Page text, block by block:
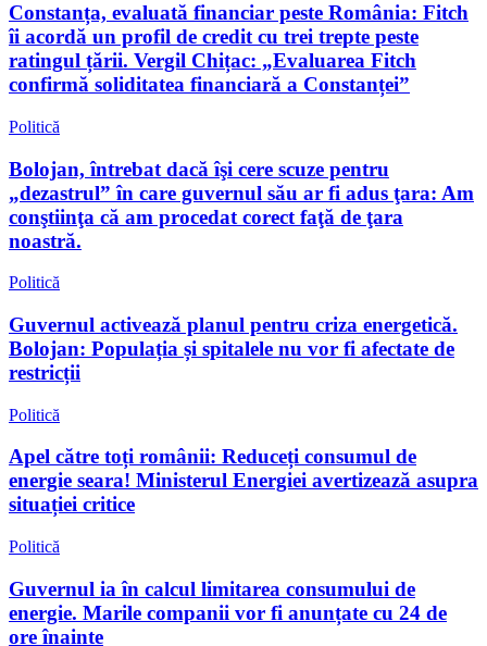
Constanța, evaluată financiar peste România: Fitch
îi acordă un profil de credit cu trei trepte peste
ratingul țării. Vergil Chițac: „Evaluarea Fitch
confirmă soliditatea financiară a Constanței”
Politică
Bolojan, întrebat dacă îşi cere scuze pentru
„dezastrul” în care guvernul său ar fi adus ţara: Am
conştiinţa că am procedat corect faţă de ţara
noastră.
Politică
Guvernul activează planul pentru criza energetică.
Bolojan: Populația și spitalele nu vor fi afectate de
restricții
Politică
Apel către toți românii: Reduceți consumul de
energie seara! Ministerul Energiei avertizează asupra
situației critice
Politică
Guvernul ia în calcul limitarea consumului de
energie. Marile companii vor fi anunțate cu 24 de
ore înainte